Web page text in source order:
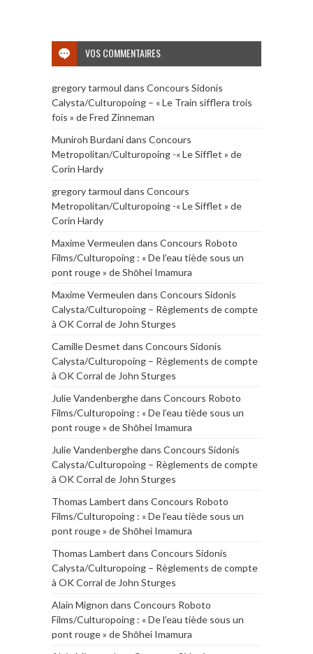
VOS COMMENTAIRES
gregory tarmoul dans Concours Sidonis
Calysta/Culturopoing – « Le Train sifflera trois
fois » de Fred Zinneman
Muniroh Burdanidans Concours
Metropolitan/Culturopoing -« Le Sifflet » de
Corin Hardy
gregory tarmoul dans Concours
Metropolitan/Culturopoing -« Le Sifflet » de
Corin Hardy
Maxime Vermeulen dans Concours Roboto
Films/Culturopoing : « De l’eau tiède sous un
pont rouge » de Shōhei Imamura
Maxime Vermeulen dans Concours Sidonis
Calysta/Culturopoing – Règlements de compte
à OK Corral de John Sturges
Camille Desmet dans Concours Sidonis
Calysta/Culturopoing – Règlements de compte
à OK Corral de John Sturges
Julie Vandenberghedans Concours Roboto
Films/Culturopoing : « De l’eau tiède sous un
pont rouge » de Shōhei Imamura
Julie Vandenberghedans Concours Sidonis
Calysta/Culturopoing – Règlements de compte
à OK Corral de John Sturges
Thomas Lambert dans Concours Roboto
Films/Culturopoing : « De l’eau tiède sous un
pont rouge » de Shōhei Imamura
Thomas Lambert dans Concours Sidonis
Calysta/Culturopoing – Règlements de compte
à OK Corral de John Sturges
Alain Mignon dans Concours Roboto
Films/Culturopoing : « De l’eau tiède sous un
pont rouge » de Shōhei Imamura